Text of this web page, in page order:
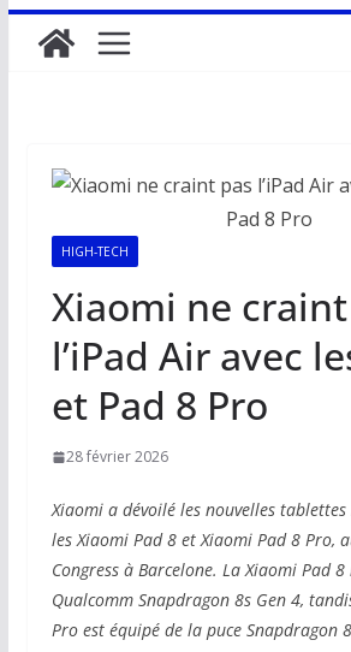
HIGH-TECH
Xiaomi ne
l’iPad Air avec
et Pad 8 Pro
28 février 2026
Xiaomi a dévoilé les nouvelles
les Xiaomi Pad 8 et Xiaomi Pad 8 Pro,
Congress à Barcelone. La Xiaomi Pad
Qualcomm Snapdragon 8s Gen 4,
Pro est équipé de la puce Snapdragon